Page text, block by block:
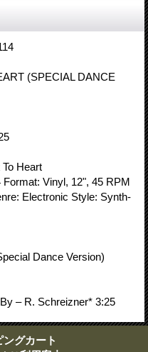
(SPECIAL DANCE
Heart
Vinyl, 12", 45 RPM
Electronic Style: Synth-
Dance Version)
– R. Schreizner* 3:25
ングカート